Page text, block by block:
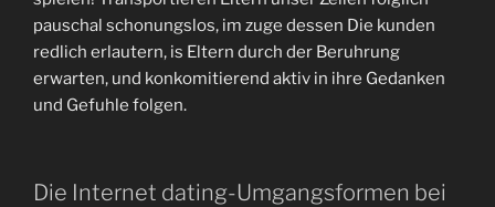
pauschal schonungslos, im zuge dessen Die kunden
redlich erlautern, is Eltern durch der Beruhrung
erwarten, und konkomitierend aktiv in ihre Gedanken
und Gefuhle folgen.
Die Internet dating-Umgangsformen bei